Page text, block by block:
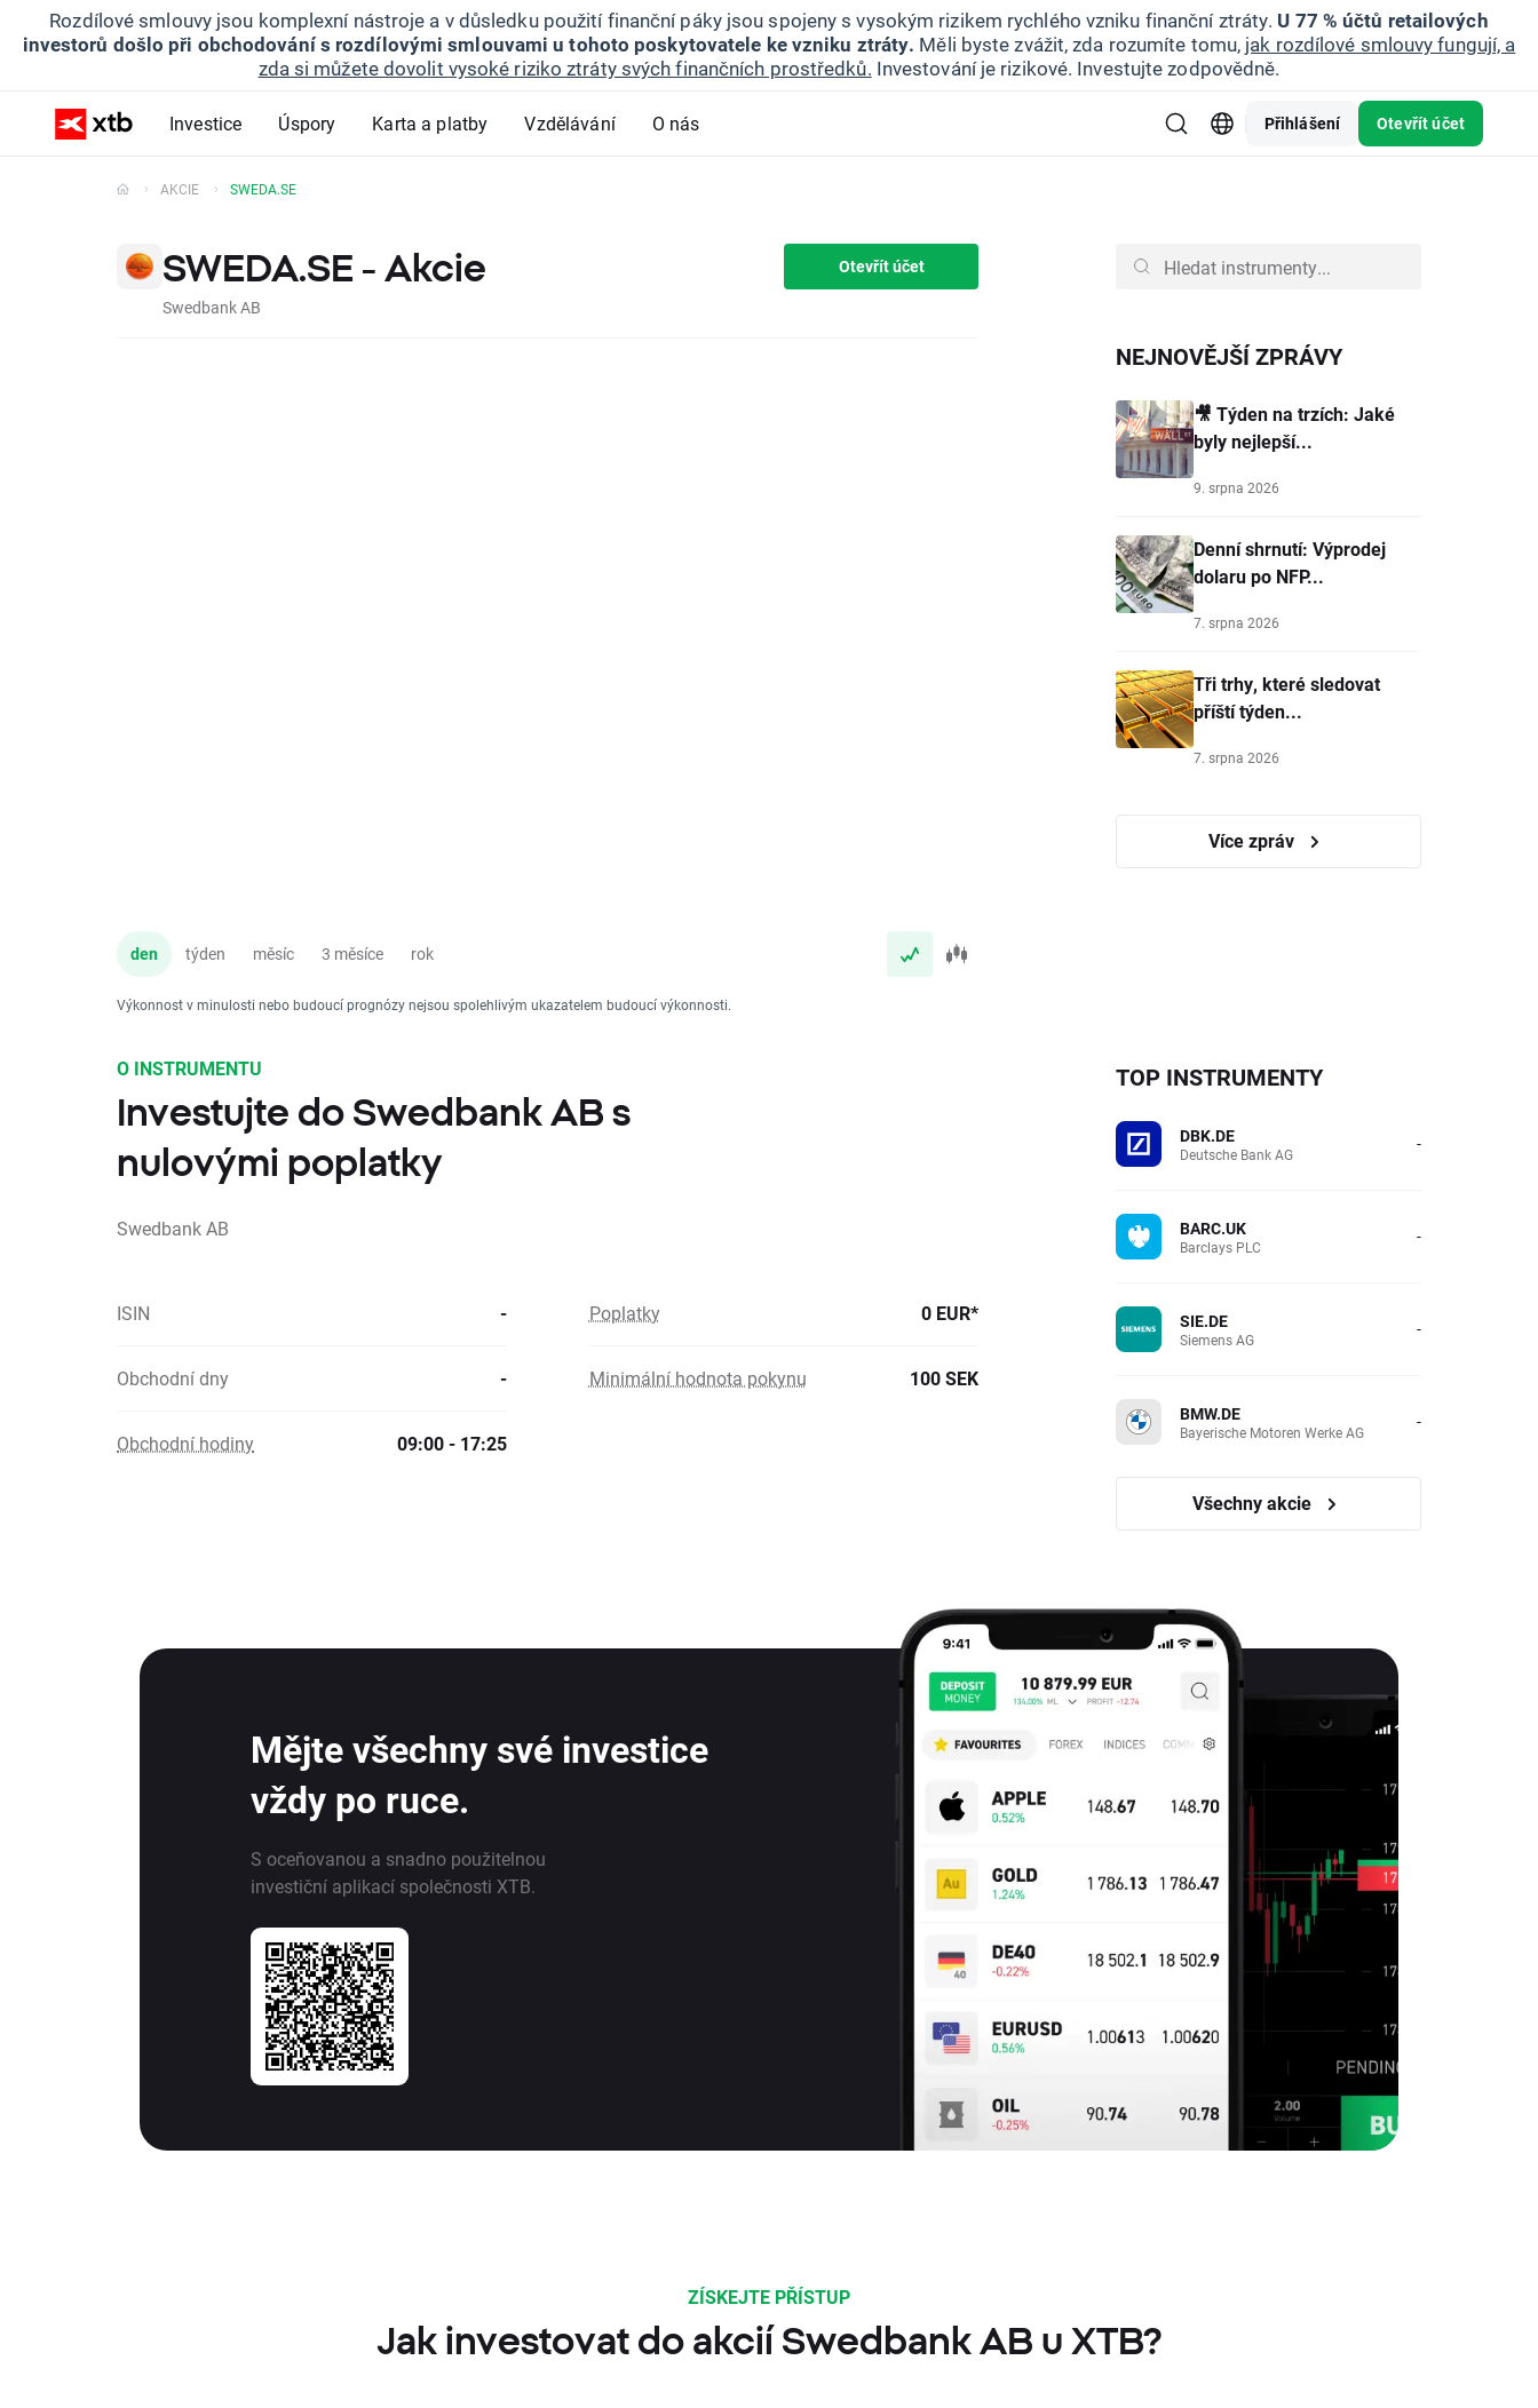
Rozdílové smlouvy jsou komplexní nástroje a v důsledku použití finanční páky jsou spojeny s vysokým rizikem rychlého vzniku finanční ztráty. U 77 % účtů retailových
investorů došlo při obchodování s rozdílovými smlouvami u tohoto poskytovatele ke vzniku ztráty. Měli byste zvážit, zda rozumíte tomu, jak rozdílové smlouvy fungují, a
zda si můžete dovolit vysoké riziko ztráty svých finančních prostředků. Investování je rizikové. Investujte zodpovědně.
Investice Úspory Karta a platby Vzdělávání O nás Přihlášení Otevřít účet
AKCIE SWEDA.SE
SWEDA.SE - Akcie
Swedbank AB
Otevřít účet
den týden měsíc 3 měsíce rok
Výkonnost v minulosti nebo budoucí prognózy nejsou spolehlivým ukazatelem budoucí výkonnosti.
NEJNOVĚJŠÍ ZPRÁVY
🎥 Týden na trzích: Jaké
byly nejlepší...
9. srpna 2026
Denní shrnutí: Výprodej
dolaru po NFP...
7. srpna 2026
Tři trhy, které sledovat
příští týden...
7. srpna 2026
Více zpráv
O INSTRUMENTU
Investujte do Swedbank AB s
nulovými poplatky
Swedbank AB
ISIN - Poplatky 0 EUR*
Obchodní dny - Minimální hodnota pokynu 100 SEK
Obchodní hodiny 09:00 - 17:25
TOP INSTRUMENTY
DBK.DE
Deutsche Bank AG -
BARC.UK
Barclays PLC -
SIE.DE
Siemens AG -
BMW.DE
Bayerische Motoren Werke AG -
Všechny akcie
Mějte všechny své investice
vždy po ruce.
S oceňovanou a snadno použitelnou
investiční aplikací společnosti XTB.
ZÍSKEJTE PŘÍSTUP
Jak investovat do akcií Swedbank AB u XTB?